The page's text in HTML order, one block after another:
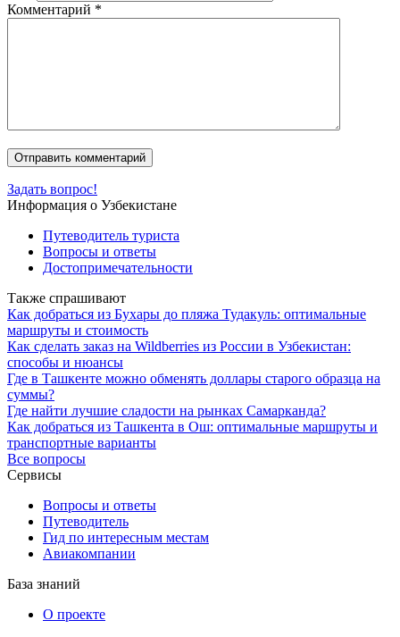
Комментарий *
Задать вопрос!
Информация о Узбекистане
Путеводитель туриста
Вопросы и ответы
Достопримечательности
Также спрашивают
Как добраться из Бухары до пляжа Тудакуль: оптимальные
маршруты и стоимость
Как сделать заказ на Wildberries из России в Узбекистан:
способы и нюансы
Где в Ташкенте можно обменять доллары старого образца на
суммы?
Где найти лучшие сладости на рынках Самарканда?
Как добраться из Ташкента в Ош: оптимальные маршруты и
транспортные варианты
Все вопросы
Сервисы
Вопросы и ответы
Путеводитель
Гид по интересным местам
Авиакомпании
База знаний
О проекте